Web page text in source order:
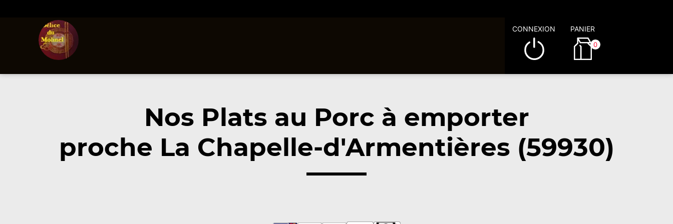
CONNEXION PANIER
0
Nos Plats au Porc à emporter
proche La Chapelle-d'Armentières (59930)